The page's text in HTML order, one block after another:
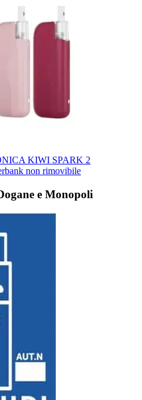
KIWI SPARK 2
non rimovibile
e Monopoli